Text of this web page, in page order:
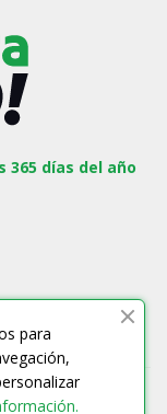
365 días del año
para